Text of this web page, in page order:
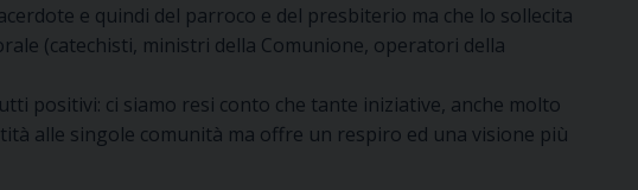
e quindi del parroco e del presbiterio ma che lo sollecita
(catechisti, ministri della Comunione, operatori della
positivi: ci siamo resi conto che tante iniziative, anche molto
alle singole comunità ma offre un respiro ed una visione più